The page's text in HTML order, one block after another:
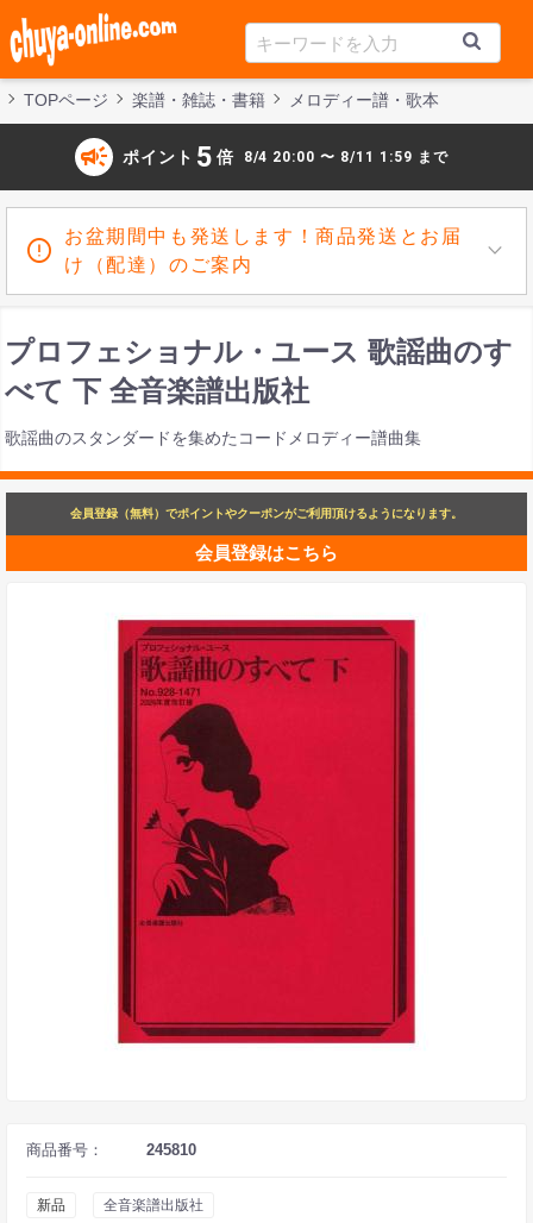
TOPページ 楽譜・雑誌・書籍 メロディー譜・歌本
campaign ポイント 5 倍 8/4 20:00 〜 8/11 1:59 まで
お盆期間中も発送します！商品発送とお届
け（配達）のご案内
プロフェショナル・ユース 歌謡曲のす
べて 下 全音楽譜出版社
歌謡曲のスタンダードを集めたコードメロディー譜曲集
会員登録（無料）でポイントやクーポンがご利用頂けるようになります。
会員登録はこちら
商品番号： 245810
新品 全音楽譜出版社